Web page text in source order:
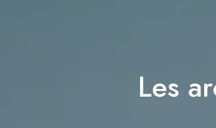
Les